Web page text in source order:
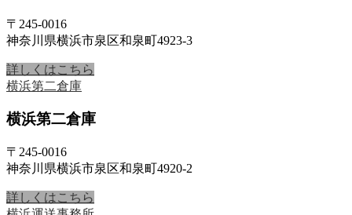
〒245-0016
神奈川県横浜市泉区和泉町4923-3
詳しくはこちら
横浜第二倉庫
横浜第二倉庫
〒245-0016
神奈川県横浜市泉区和泉町4920-2
詳しくはこちら